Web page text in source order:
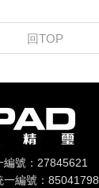
回TOP
號：27845621
編號：85041798